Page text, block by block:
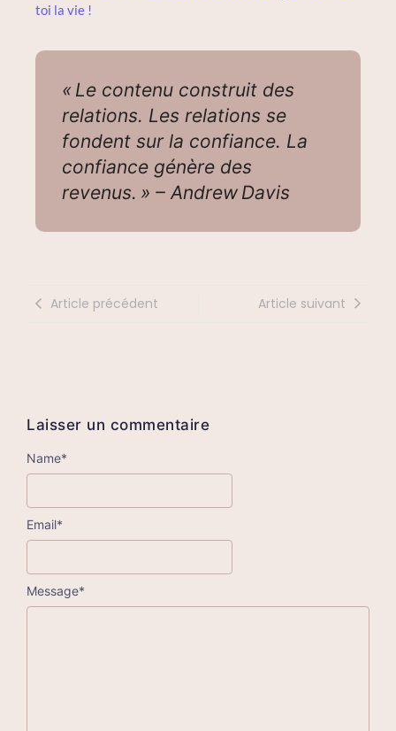
toi la vie !
« Le contenu construit des
relations. Les relations se
fondent sur la confiance. La
confiance génère des
revenus. » – Andrew Davis
Article précédent Article suivant
Laisser un commentaire
Message*
Name*
Email*